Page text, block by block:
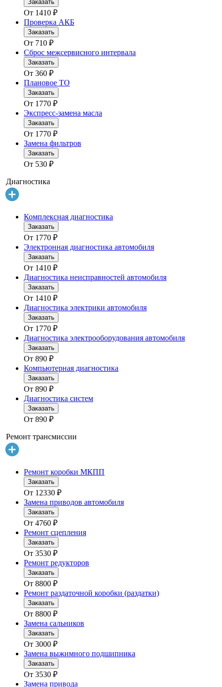
Заказать
От 1410 ₽
Проверка АКБ
Заказать
От 710 ₽
Сброс межсервисного интервала
Заказать
От 360 ₽
Плановое ТО
Заказать
От 1770 ₽
Экспресс-замена масла
Заказать
От 1770 ₽
Замена фильтров
Заказать
От 530 ₽
Диагностика
Комплексная диагностика
Заказать
От 1770 ₽
Электронная диагностика автомобиля
Заказать
От 1410 ₽
Диагностика неисправностей автомобиля
Заказать
От 1410 ₽
Диагностика электрики автомобиля
Заказать
От 1770 ₽
Диагностика электрооборудования автомобиля
Заказать
От 890 ₽
Компьютерная диагностика
Заказать
От 890 ₽
Диагностика систем
Заказать
От 890 ₽
Ремонт трансмиссии
Ремонт коробки МКПП
Заказать
От 12330 ₽
Замена приводов автомобиля
Заказать
От 4760 ₽
Ремонт сцепления
Заказать
От 3530 ₽
Ремонт редукторов
Заказать
От 8800 ₽
Ремонт раздаточной коробки (раздатки)
Заказать
От 8800 ₽
Замена сальников
Заказать
От 3000 ₽
Замена выжимного подшипника
Заказать
От 3530 ₽
Замена привода